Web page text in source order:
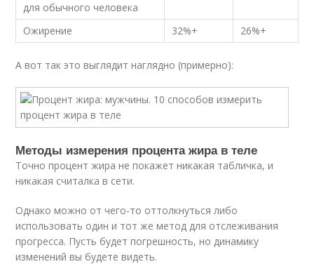
для обычного человека
Ожирение 32%+ 26%+
А вот так это выглядит наглядно (примерно):
Методы измерения процента жира в теле
Точно процент жира не покажет никакая табличка, и
никакая считалка в сети.
Однако можно от чего-то оттолкнуться либо
использовать один и тот же метод для отслеживания
прогресса. Пусть будет погрешность, но динамику
изменений вы будете видеть.